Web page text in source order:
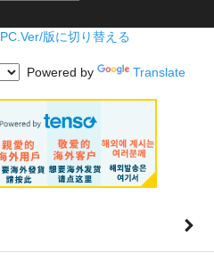
PC.Ver/版に切り替える
Powered by Translate